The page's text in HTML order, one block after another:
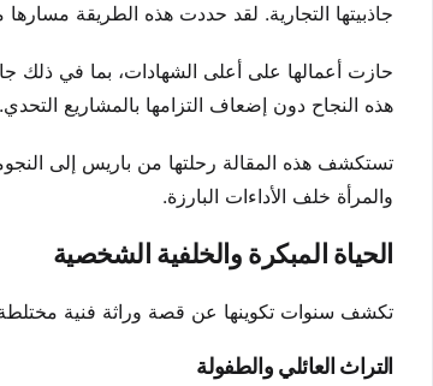
جاذبيتها التجارية. لقد حددت هذه الطريقة مسارها
حازت أعمالها على أعلى الشهادات، بما في ذلك
هذه النجاح دون إضعاف التزامها بالمشاريع التحدي.
تستكشف هذه المقالة رحلتها من باريس إلى
والمرأة خلف الأداءات البارزة.
الحياة المبكرة والخلفية الشخصية
تكشف سنوات تكوينها عن قصة وراثة فنية
التراث العائلي والطفولة